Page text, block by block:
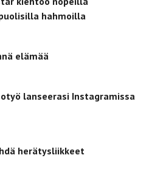
hahmoilla
elämää
lanseerasi Instagramissa
herätysliikkeet